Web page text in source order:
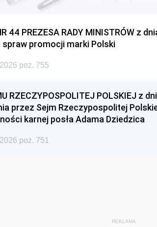
44 PREZESA RADY MINISTRÓW z
spraw promocji marki Polski
poz. 755
RZECZYPOSPOLITEJ POLSKIEJ z
przez Sejm Rzeczypospolitej
karnej posła Adama Dziedzica
poz. 751
REKLAMA